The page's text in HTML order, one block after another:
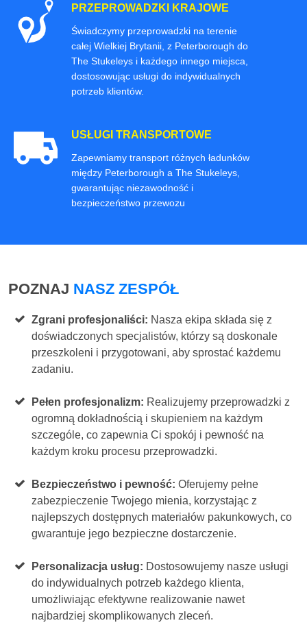
PRZEPROWADZKI KRAJOWE
Świadczymy przeprowadzki na terenie
całej Wielkiej Brytanii, z Peterborough do
The Stukeleys i każdego innego miejsca,
dostosowując usługi do indywidualnych
potrzeb klientów.
USŁUGI TRANSPORTOWE
Zapewniamy transport różnych ładunków
między Peterborough a The Stukeleys,
gwarantując niezawodność i
bezpieczeństwo przewozu
POZNAJ NASZ ZESPÓŁ
Zgrani profesjonaliści: Nasza ekipa składa się z
doświadczonych specjalistów, którzy są doskonale
przeszkoleni i przygotowani, aby sprostać każdemu
zadaniu.
Pełen profesjonalizm: Realizujemy przeprowadzki z
ogromną dokładnością i skupieniem na każdym
szczególe, co zapewnia Ci spokój i pewność na
każdym kroku procesu przeprowadzki.
Bezpieczeństwo i pewność:Oferujemy pełne
zabezpieczenie Twojego mienia, korzystając z
najlepszych dostępnych materiałów pakunkowych, co
gwarantuje jego bezpieczne dostarczenie.
Personalizacja usług: Dostosowujemy nasze usługi
do indywidualnych potrzeb każdego klienta,
umożliwiając efektywne realizowanie nawet
najbardziej skomplikowanych zleceń.